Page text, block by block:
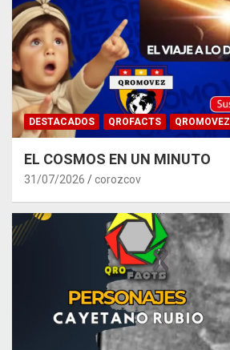
DESTACADOS QROFACTS QROMOVEZ
EL COSMOS EN UN MINUTO
31/07/2026 corozcov